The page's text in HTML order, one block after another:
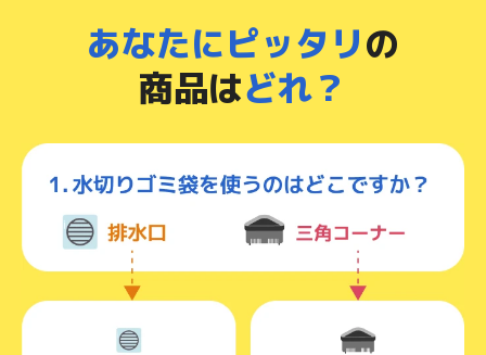
あなたにピッタリの
商品はどれ？